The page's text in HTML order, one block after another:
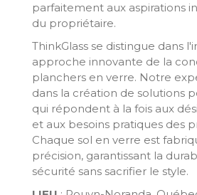
parfaitement aux aspirations
du propriétaire.
ThinkGlass se distingue dans
approche innovante de la
planchers en verre. Notre
dans la création de solutions
qui répondent à la fois aux
et aux besoins pratiques des
Chaque sol en verre est
précision, garantissant la
sécurité sans sacrifier le style.